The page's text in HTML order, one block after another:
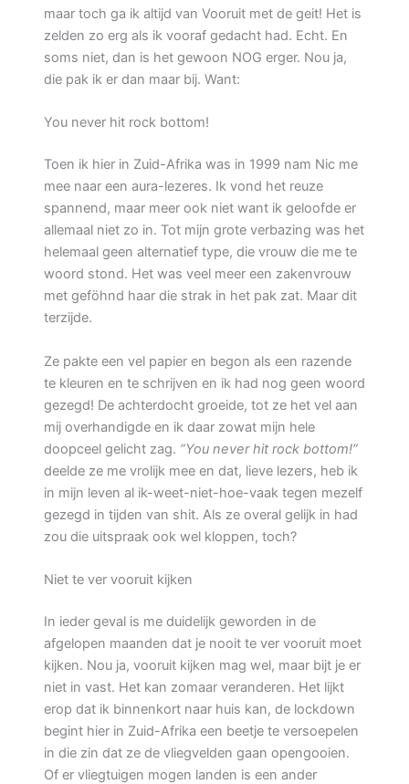
maar toch ga ik altijd van Vooruit met de geit! Het is
zelden zo erg als ik vooraf gedacht had. Echt. En
soms niet, dan is het gewoon NOG erger. Nou ja,
die pak ik er dan maar bij. Want:
You never hit rock bottom!
Toen ik hier in Zuid-Afrika was in 1999 nam Nic me
mee naar een aura-lezeres. Ik vond het reuze
spannend, maar meer ook niet want ik geloofde er
allemaal niet zo in. Tot mijn grote verbazing was het
helemaal geen alternatief type, die vrouw die me te
woord stond. Het was veel meer een zakenvrouw
met geföhnd haar die strak in het pak zat. Maar dit
terzijde.
Ze pakte een vel papier en begon als een razende
te kleuren en te schrijven en ik had nog geen woord
gezegd! De achterdocht groeide, tot ze het vel aan
mij overhandigde en ik daar zowat mijn hele
doopceel gelicht zag. “You never hit rock bottom!”
deelde ze me vrolijk mee en dat, lieve lezers, heb ik
in mijn leven al ik-weet-niet-hoe-vaak tegen mezelf
gezegd in tijden van shit. Als ze overal gelijk in had
zou die uitspraak ook wel kloppen, toch?
Niet te ver vooruit kijken
In ieder geval is me duidelijk geworden in de
afgelopen maanden dat je nooit te ver vooruit moet
kijken. Nou ja, vooruit kijken mag wel, maar bijt je er
niet in vast. Het kan zomaar veranderen. Het lijkt
erop dat ik binnenkort naar huis kan, de lockdown
begint hier in Zuid-Afrika een beetje te versoepelen
in die zin dat ze de vliegvelden gaan opengooien.
Of er vliegtuigen mogen landen is een ander